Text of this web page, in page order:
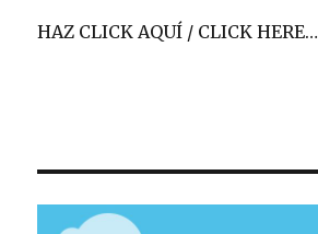
HAZ CLICK AQUÍ / CLICK HERE…